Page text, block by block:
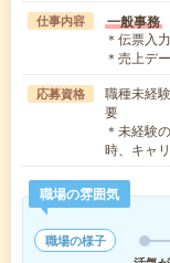
仕事内容 一般事務
＊伝票入
＊売上デ
応募資格
職種未経
要
＊未経験
時、キャ
職場の雰囲気
職場の様子